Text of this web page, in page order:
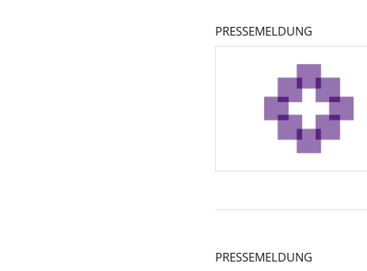
PRESSEMELDUNG
PRESSEMELDUNG